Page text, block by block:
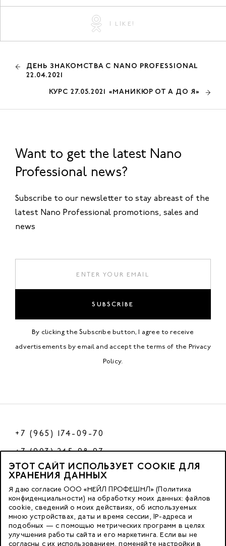
I LIKE!
ДЕНЬ ЗНАКОМСТВА С NANO PROFESSIONAL
22.04.2021
КУРС 27.05.2021 «МАНИКЮР ОТ А ДО Я»
Want to get the latest Nano
Professional news?
Subscribe to our newsletter to stay abreast of the
latest Nano Professional promotions, sales and
news
SUBSCRIBE
By clicking the Subscribe button, I agree to receive
advertisements by email and accept the terms of the Privacy
Policy.
+7 (965) 174-09-70
+7 (903) 245-98-97
РФ
© 2023 Nano Prof
117342, Russia, Moscow, Butlerova Street. 17, «BC Neo Geo»
ЭТОТ САЙТ ИСПОЛЬЗУЕТ COOKIE ДЛЯ
ХРАНЕНИЯ ДАННЫХ
Я даю согласие ООО «НЕЙЛ ПРОФЕШНЛ» (Политика
конфиденциальности) на обработку моих данных: файлов
cookie, сведений о моих действиях, об используемых
мною устройствах, даты и время сессии, IP-адреса и
подобных — с помощью метрических программ в целях
улучшения работы сайта и его маркетинга. Если вы не
согласны с их использованием, поменяйте настройки в